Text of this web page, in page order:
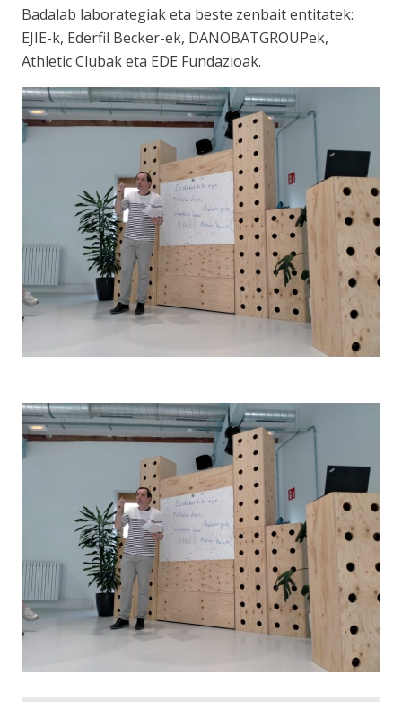
Badalab laborategiak eta beste zenbait entitatek:
EJIE-k, Ederfil Becker-ek, DANOBATGROUPek,
Athletic Clubak eta EDE Fundazioak.